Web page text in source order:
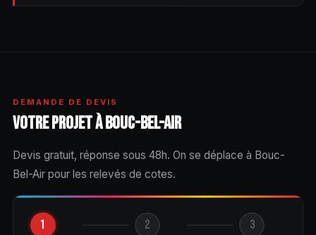
DEMANDE DE DEVIS
VOTRE PROJET À BOUC-BEL-AIR
Devis gratuit, réponse sous 48h. On se déplace à Bouc-
Bel-Air pour les relevés de cotes.
1 2 3